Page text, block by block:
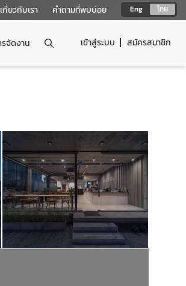
Eng ไทย
เกี่ยวกับเรา คำถามที่พบบ่อย
เข้าสู่ระบบ สมัครสมาชิก
จัดงาน